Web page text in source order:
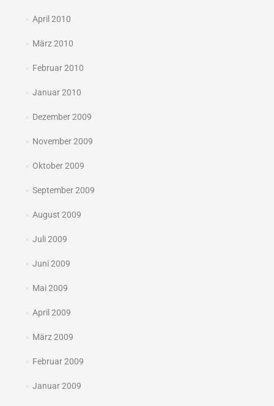
April 2010
März 2010
Februar 2010
Januar 2010
Dezember 2009
November 2009
Oktober 2009
September 2009
August 2009
Juli 2009
Juni 2009
Mai 2009
April 2009
März 2009
Februar 2009
Januar 2009